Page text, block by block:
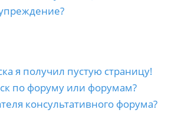
я получил пустую страницу!
по форуму или форумам?
консультативного форума?